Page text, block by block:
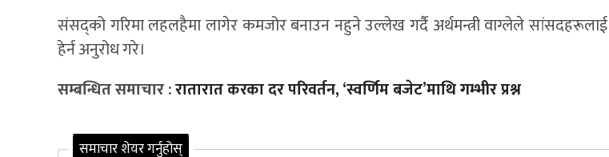
संसद्को गरिमा लहलहैमा लागेर कमजोर बनाउन नहुने उल्लेख गर्दै अर्थमन्त्री वाग्लेले
हेर्न अनुरोध गरे।
सम्बन्धित समाचार :रातारात करका दर परिवर्तन, ‘स्वर्णिम बजेट’माथि गम्भीर प्रश्न
समाचार शेयर गर्नुहोस्